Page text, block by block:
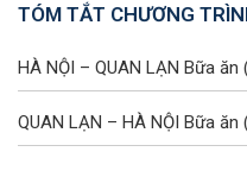
TÓM TẮT CHƯƠNG
HÀ NỘI – QUAN LẠN Bữa ăn
QUAN LẠN – HÀ NỘI Bữa ăn